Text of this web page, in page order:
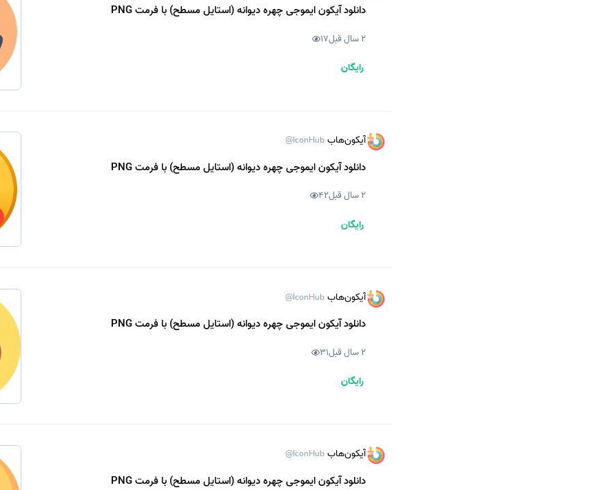
دانلود آیکون ایموجی چهره دیوانه (استایل مسطح) با فرمت PNG
2 سال قبل 17
رایگان
آیکون‌هاب @IconHub
دانلود آیکون ایموجی چهره دیوانه (استایل مسطح) با فرمت PNG
2 سال قبل 42
رایگان
آیکون‌هاب @IconHub
دانلود آیکون ایموجی چهره دیوانه (استایل مسطح) با فرمت PNG
2 سال قبل 31
رایگان
آیکون‌هاب @IconHub
دانلود آیکون ایموجی چهره دیوانه (استایل مسطح) با فرمت PNG